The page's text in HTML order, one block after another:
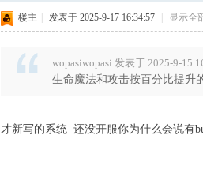
楼主 发表于 2025-9-17 16:34:57 显示全
wopasiwopasi 发表于 2025-9-15
生命魔法和攻击按百分比提升
才新写的系统 还没开服你为什么会说有